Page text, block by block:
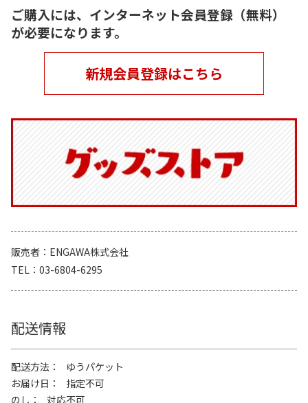
ご購入には、インターネット会員登録（無料）
が必要になります。
新規会員登録はこちら
販売者
ENGAWA株式会社
TEL
03-6804-6295
配送情報
配送方法
ゆうパケット
お届け日
指定不可
のし
対応不可